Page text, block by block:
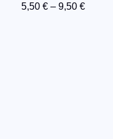
5,50 €– 9,50 €